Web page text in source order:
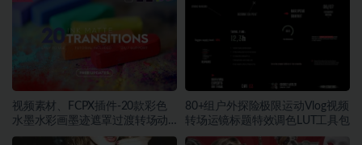
视频素材、FCPX插件-20款彩色
水墨水彩画墨迹遮罩过渡转场动
画素材
80+组户外探险极限运动Vlog视频
转场运镜标题特效调色LUT工具包